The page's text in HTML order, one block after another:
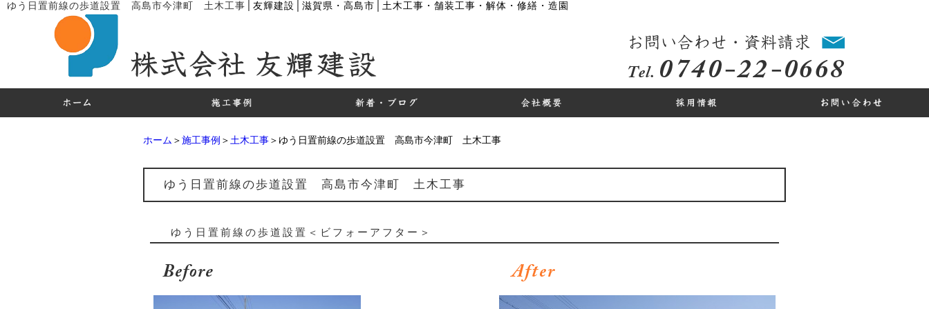
ゆう日置前線の歩道設置 高島市今津町 土木工事 友輝建設│滋賀県・高島市│土木工事・舗装工事・解体・修繕・造園
ホーム ＞ 施工事例 ＞ 土木工事 ＞ゆう日置前線の歩道設置 高島市今津町 土木工事
ゆう日置前線の歩道設置 高島市今津町 土木工事
ゆう日置前線の歩道設置＜ビフォーアフター＞